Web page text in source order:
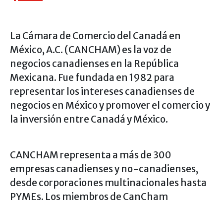
SOCIOS
SOCIOS
ACCESO SOCIOS CANCHAM
ALIADOS ESTRATEGICOS
AFÍLIATE
La Cámara de Comercio del Canadá en
México, A.C. (CANCHAM) es la voz de
negocios canadienses en la República
Mexicana. Fue fundada en 1982 para
representar los intereses canadienses de
negocios en México y promover el comercio y
la inversión entre Canadá y México.
CANCHAM representa a más de 300
empresas canadienses y no-canadienses,
desde corporaciones multinacionales hasta
PYMEs. Los miembros de CanCham